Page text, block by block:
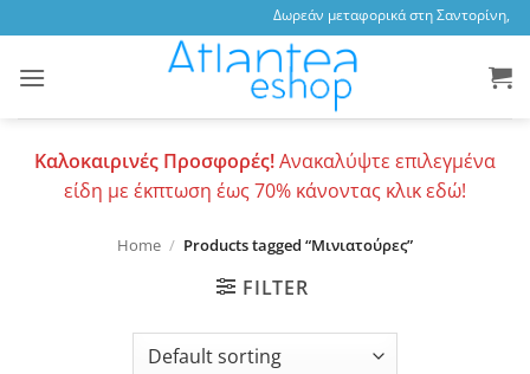
to
content
Δωρεάν μεταφορικά στη Σαντορίνη,
Καλοκαιρινές Προσφορές!Ανακαλύψτε επιλεγμένα
είδη με έκπτωση έως 70% κάνοντας κλικ εδώ!
Home / Products tagged “Μινιατούρες”
FILTER